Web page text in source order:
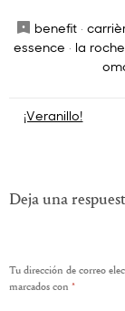
benefit ·
essence · la
Navegación
¡Veranillo!
Deja una
Tu dirección de correo
marcados con *